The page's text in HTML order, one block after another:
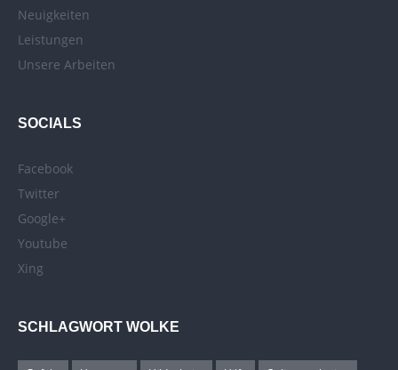
Neuigkeiten
Leistungen
Unsere Arbeiten
SOCIALS
Facebook
Twitter
Google+
Youtube
Xing
SCHLAGWORT WOLKE